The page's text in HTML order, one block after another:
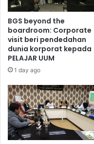
BGS beyond the
boardroom: Corporate
visit beri pendedahan
dunia korporat kepada
PELAJAR UUM
1 day ago